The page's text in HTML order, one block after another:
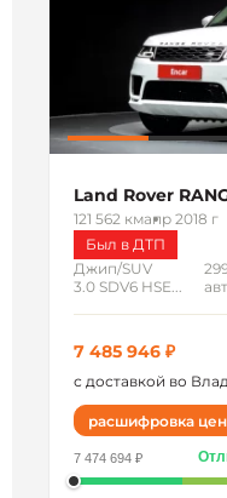
Land Rover
121 562 кмапр 2018 г
Был в ДТП
Джип/SUV
3.0 SDV6 HSE...
7 485 946 ₽
с доставкой во
расшифровка
7 474 694 ₽